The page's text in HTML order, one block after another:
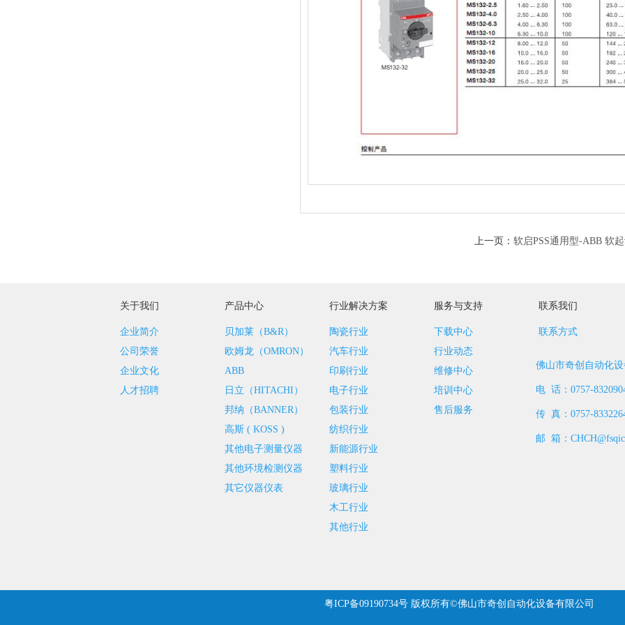
上一页： 软启PSS通用型-ABB 软
佛山市奇创自动化
电 话：0757-
传 真：0757-
邮 箱：
关于我们
企业简介
公司荣誉
企业文化
人才招聘
产品中心
贝加莱（B&R）
欧姆龙（OMRON）
ABB
日立（HITACHI）
邦纳（BANNER）
高斯 ( KOSS )
其他电子测量仪器
其他环境检测仪器
其它仪器仪表
行业解决方案
陶瓷行业
汽车行业
印刷行业
电子行业
包装行业
纺织行业
新能源行业
塑料行业
玻璃行业
木工行业
其他行业
服务与支持
下载中心
行业动态
维修中心
培训中心
售后服务
联系我们
联系方式
粤ICP备09190734号版权所有©佛山市奇创自动化设备有限公司